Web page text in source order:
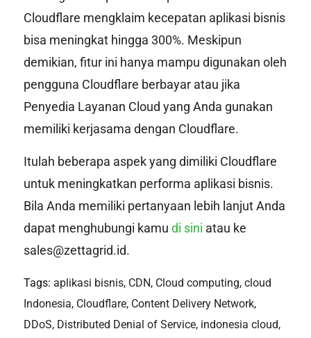
Cloudflare mengklaim kecepatan aplikasi bisnis
bisa meningkat hingga 300%. Meskipun
demikian, fitur ini hanya mampu digunakan oleh
pengguna Cloudflare berbayar atau jika
Penyedia Layanan Cloud yang Anda gunakan
memiliki kerjasama dengan Cloudflare.
Itulah beberapa aspek yang dimiliki Cloudflare
untuk meningkatkan performa aplikasi bisnis.
Bila Anda memiliki pertanyaan lebih lanjut Anda
dapat menghubungi kamu di sini atau ke
sales@zettagrid.id.
Tags: aplikasi bisnis, CDN, Cloud computing, cloud
Indonesia, Cloudflare, Content Delivery Network,
DDoS, Distributed Denial of Service, indonesia cloud,